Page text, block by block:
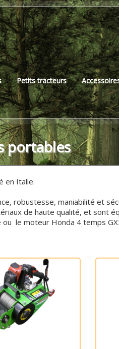
Petits tracteurs
portables
en Italie.
robustesse, maniabilité et
de haute qualité, et sont
le moteur Honda 4 temps